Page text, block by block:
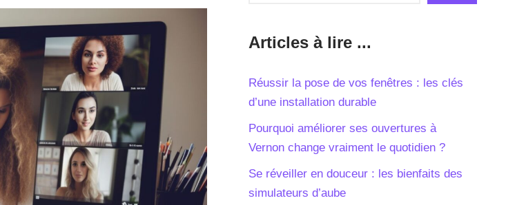
Articles à lire ...
Réussir la pose de vos fenêtres : les clés
d’une installation durable
Pourquoi améliorer ses ouvertures à
Vernon change vraiment le quotidien ?
Se réveiller en douceur : les bienfaits des
simulateurs d’aube